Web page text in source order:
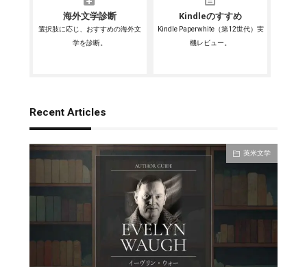
海外文学診断
選択肢に応じ、おすすめの海外文
学を診断。
Kindleのすすめ
Kindle Paperwhite（第12世代）実
機レビュー。
Recent Articles
英米文学